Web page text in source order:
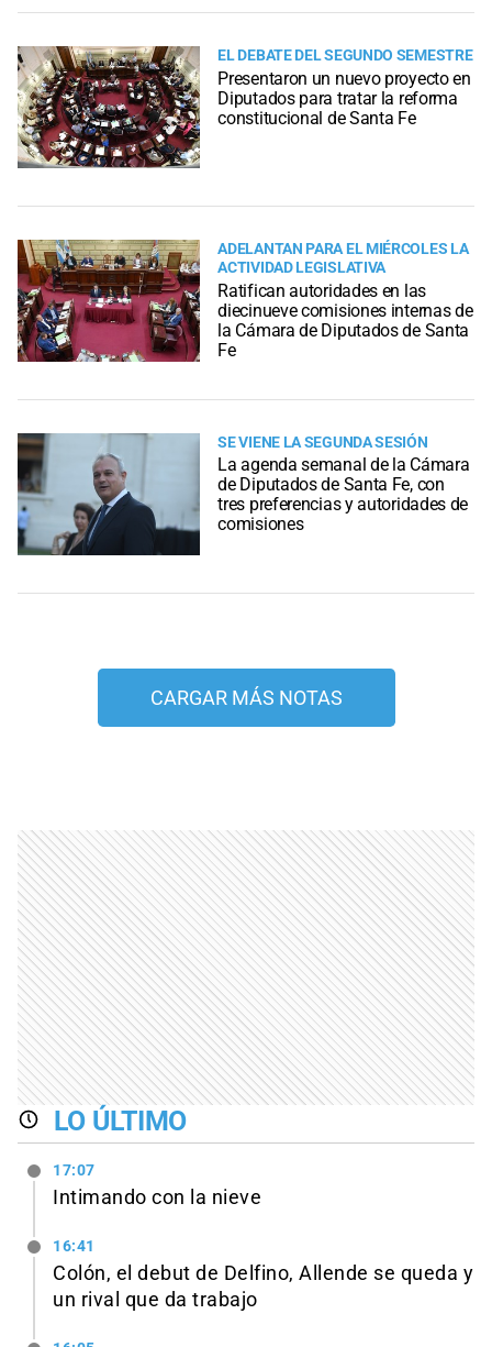
EL DEBATE DEL SEGUNDO SEMESTRE
Presentaron un nuevo proyecto en
Diputados para tratar la reforma
constitucional de Santa Fe
ADELANTAN PARA EL MIÉRCOLES LA
ACTIVIDAD LEGISLATIVA
Ratifican autoridades en las
diecinueve comisiones internas de
la Cámara de Diputados de Santa
Fe
SE VIENE LA SEGUNDA SESIÓN
La agenda semanal de la Cámara
de Diputados de Santa Fe, con
tres preferencias y autoridades de
comisiones
CARGAR MÁS NOTAS
LO ÚLTIMO
17:07
Intimando con la nieve
16:41
Colón, el debut de Delfino, Allende se queda y
un rival que da trabajo